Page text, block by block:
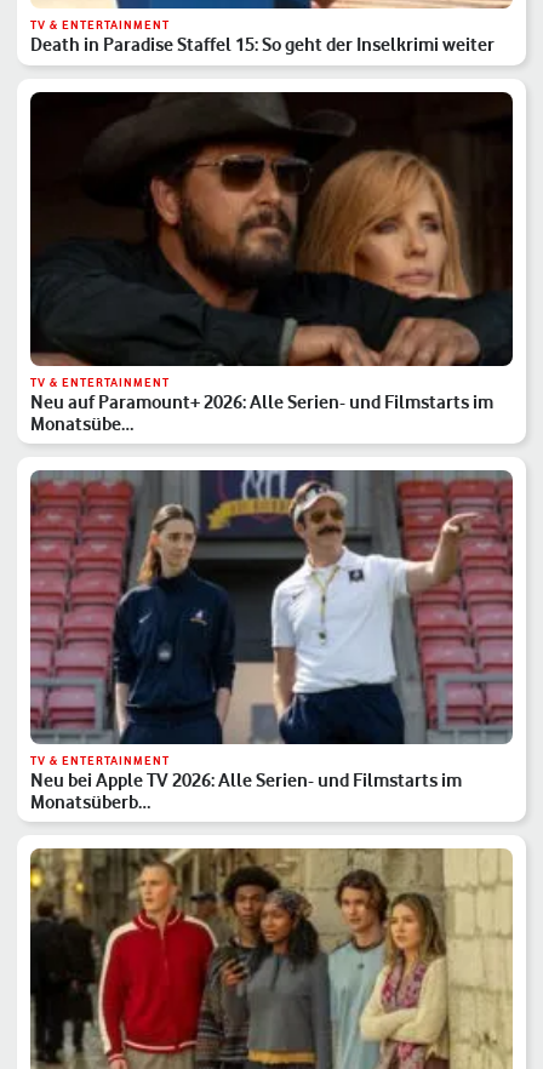
TV & ENTERTAINMENT
Death in Paradise Staffel 15: So geht der Inselkrimi weiter
TV & ENTERTAINMENT
Neu auf Paramount+ 2026: Alle Serien- und Filmstarts im
Monatsübe…
TV & ENTERTAINMENT
Neu bei Apple TV 2026: Alle Serien- und Filmstarts im
Monatsüberb…